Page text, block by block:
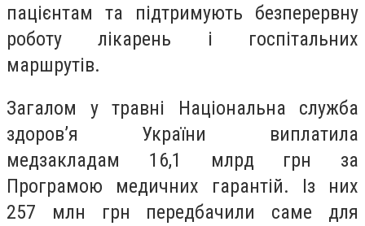
пацієнтам та підтримують безперервну
роботу лікарень і госпітальних
маршрутів.
Загалом у травні Національна служба
здоров’я України виплатила
медзакладам 16,1 млрд грн за
Програмою медичних гарантій. Із них
257 млн грн передбачили саме для